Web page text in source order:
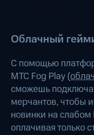
Облачный
С помощью
МТС Fog Play (
сможешь
мерчантов, чтобы
новинки на
оплачивая только